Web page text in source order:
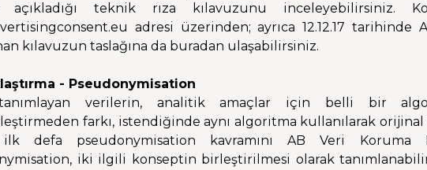
açıkladığı teknik rıza kılavuzunu inceleyebilirsiniz.
adresi üzerinden; ayrıca 12.12.17 tarihinde
kılavuzun taslağına da buradan ulaşabilirsiniz.
- Pseudonymisation
verilerin, analitik amaçlar için belli bir
farkı, istendiğinde aynı algoritma kullanılarak
defa pseudonymisation kavramını AB Veri Koruma
iki ilgili konseptin birleştirilmesi olarak